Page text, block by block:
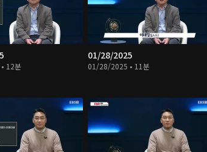
12분
01/28/2025
01/28/2025 • 11분